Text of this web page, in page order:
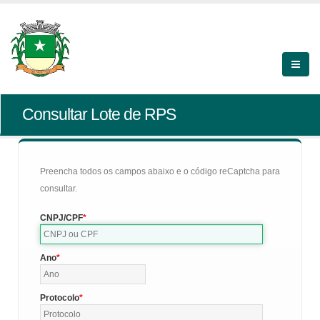
Consultar Lote de RPS
Preencha todos os campos abaixo e o código reCaptcha para
consultar.
CNPJ/CPF
Ano
Protocolo